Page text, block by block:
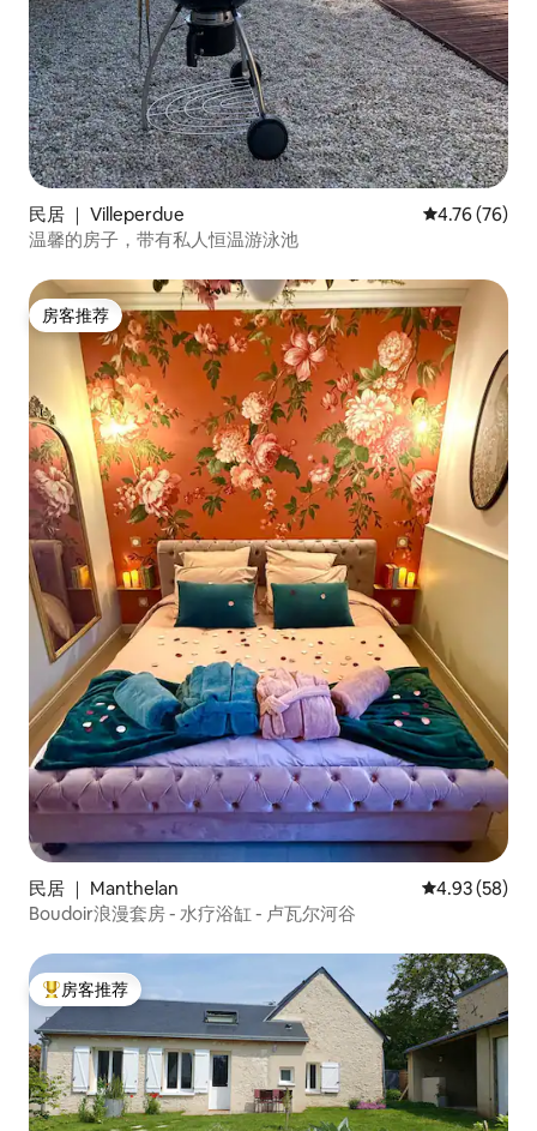
民居 ｜ Villeperdue 平均评分
4.76 (76)
温馨的房子，带有私人恒温游泳池
房客推荐
房客推荐
民居 ｜ Manthelan 平均评分
4.93 (58)
Boudoir浪漫套房 - 水疗浴缸 - 卢瓦尔河谷
热门「房客推荐」
房客推荐